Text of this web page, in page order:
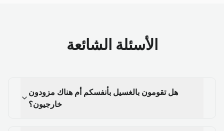
الأسئلة الشائعة
هل تقومون بالغسيل بأنفسكم أم هناك مزودون
خارجيون؟